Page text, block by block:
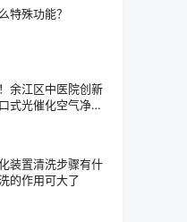
特殊功能？
余江区中医院创新
式光催化空气净化
装置清洗步骤有什
的作用可大了